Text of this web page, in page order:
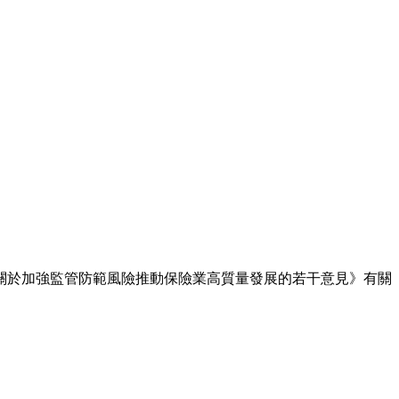
加強監管防範風險推動保險業高質量發展的若干意見》有關